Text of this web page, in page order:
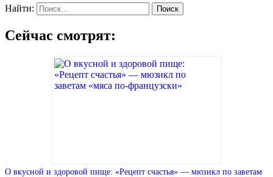
Найти:
Сейчас смотрят:
О вкусной и здоровой пище: «Рецепт счастья» — мюзикл по заветам